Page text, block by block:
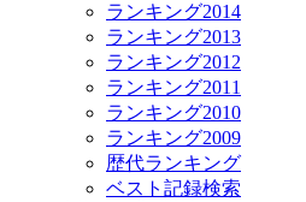
ランキング2014
ランキング2013
ランキング2012
ランキング2011
ランキング2010
ランキング2009
歴代ランキング
ベスト記録検索